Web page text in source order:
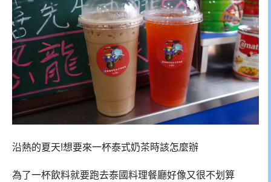
沿熱的夏天!想要來一杯泰式奶茶時該怎麼辦
為了一杯飲料就要跑去泰國料理餐廳好像又很不划算